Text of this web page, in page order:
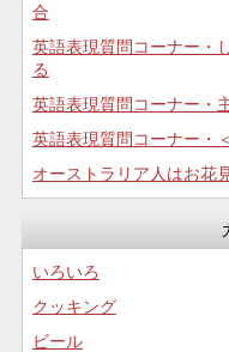
合
英語表現質問コーナー・
る
英語表現質問コーナー・
英語表現質問コーナー・
オーストラリア人はお花
いろいろ
クッキング
ビール